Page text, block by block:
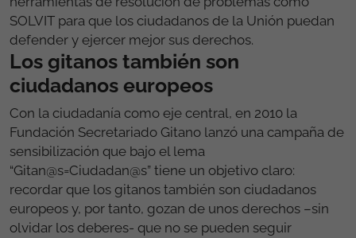
SOLVIT para que los ciudadanos de la Unión puedan
defender y ejercer mejor sus derechos.
Los gitanos también son
ciudadanos europeos
Con la ciudadanía como eje central, en 2010 la
Fundación Secretariado Gitano lanzó una campaña de
sensibilización que bajo el lema
“Gitan@s=Ciudadan@s” tiene un objetivo claro:
recordar que los gitanos también son ciudadanos
europeos y, por tanto, gozan de unos derechos –sin
olvidar los deberes- que no se pueden seguir